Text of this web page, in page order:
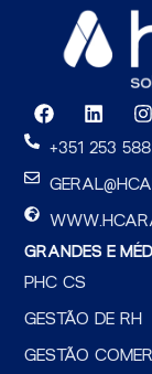
F
a
c
b
o
k
L
i
n
k
e
i
n
I
n
s
t
a
r
a
+351 253
GRANDES E
PHC CS
GESTÃO DE RH
GESTÃO